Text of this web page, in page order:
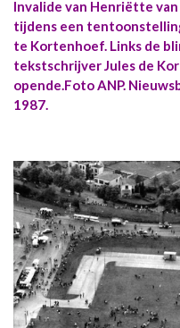
Invalide van Henriëtte
tijdens een
te Kortenhoef. Links de
tekstschrijver Jules de
opende.Foto ANP.
1987.